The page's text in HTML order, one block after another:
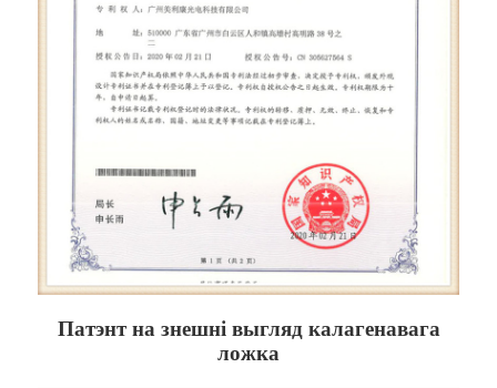
Патэнт на знешні выгляд калагенавага
ложка